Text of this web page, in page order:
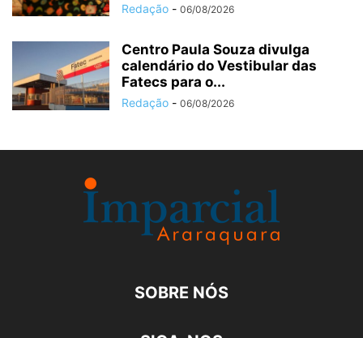
Redação - 06/08/2026
Centro Paula Souza divulga
calendário do Vestibular das
Fatecs para o...
Redação - 06/08/2026
SOBRE NÓS